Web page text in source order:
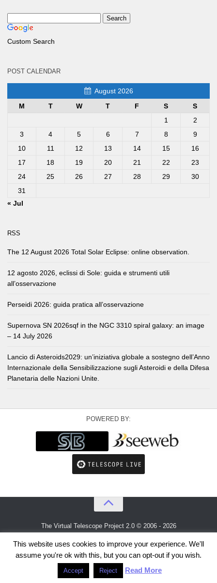
Custom Search
POST CALENDAR
August 2026
M
T W T F S
S
1
2
3
4 5 6 7 8
9
10
11 12 13 14 15
16
17
18 19 20 21 22
23
24
25 26 27 28 29
30
31
« Jul
RSS
The 12 August 2026 Total Solar Eclipse: online observation.
12 agosto 2026, eclissi di Sole: guida e strumenti utili
all’osservazione
Perseidi 2026: guida pratica all’osservazione
Supernova SN 2026sqf in the NGC 3310 spiral galaxy: an image
– 14 July 2026
Lancio di Asteroids2029: un’iniziativa globale a sostegno dell’Anno
Internazionale della Sensibilizzazione sugli Asteroidi e della Difesa
Planetaria delle Nazioni Unite.
POWERED BY:
The Virtual Telescope Project 2.0 © 2006 - 2026
This website uses cookies to improve your experience. We'll
assume you're ok with this, but you can opt-out if you wish.
Accept Reject Read More